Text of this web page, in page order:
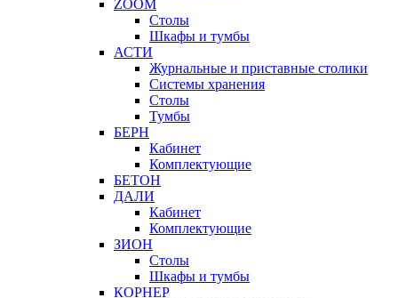
ZOOM
Столы
Шкафы и тумбы
АСТИ
Журнальные и приставные столики
Системы хранения
Столы
Тумбы
БЕРН
Кабинет
Комплектующие
БЕТОН
ДАЛИ
Кабинет
Комплектующие
ЗИОН
Столы
Шкафы и тумбы
КОРНЕР